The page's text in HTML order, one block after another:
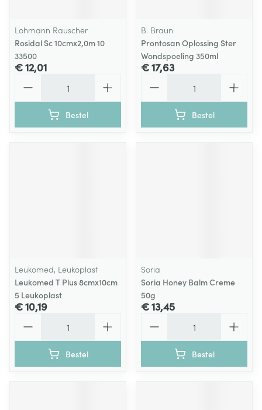
Lohmann Rauscher
Rosidal Sc 10cmx2,0m 10
33500
€ 12,01
Bestel
B. Braun
Prontosan Oplossing Ster
Wondspoeling 350ml
€ 17,63
Bestel
Leukomed, Leukoplast
Leukomed T Plus 8cmx10cm
5 Leukoplast
€ 10,19
Bestel
Soria
Soria Honey Balm Creme
50g
€ 13,45
Bestel